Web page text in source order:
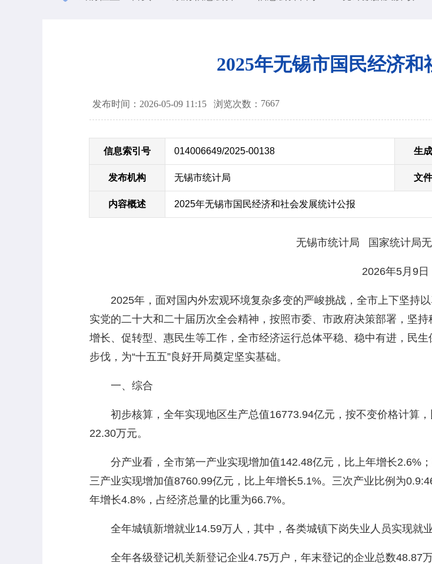
2025年无锡市国民经济
发布时间：2026-05-09 11:15 浏览次数： 7667
信息索引号 014006649/2025-00138 生
发布机构 无锡市统计局 文
内容概述 2025年无锡市国民经济和社会发展统计公报
无锡市统计局 国家统计
2026年5月9日
2025年，面对国内外宏观环境复杂多变的严峻挑战，全市上下坚持
实党的二十大和二十届历次全会精神，按照市委、市政府决策部署，坚
增长、促转型、惠民生等工作，全市经济运行总体平稳、稳中有进，民
步伐，为“十五五”良好开局奠定坚实基础。
一、综合
初步核算，全年实现地区生产总值16773.94亿元，按不变价格计算，
22.30万元。
分产业看，全市第一产业实现增加值142.48亿元，比上年增长2.6%
三产业实现增加值8760.99亿元，比上年增长5.1%。三次产业比例为
年增长4.8%，占经济总量的比重为66.7%。
全年城镇新增就业14.59万人，其中，各类城镇下岗失业人员实现就业
全年各级登记机关新登记企业4.75万户，年末登记的企业总数48.87